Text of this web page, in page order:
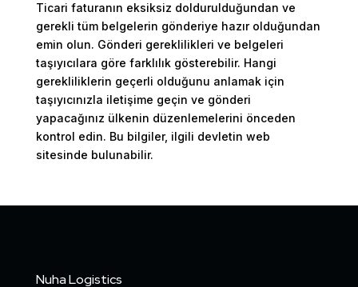
Ticari faturanın eksiksiz doldurulduğundan ve
gerekli tüm belgelerin gönderiye hazır olduğundan
emin olun. Gönderi gereklilikleri ve belgeleri
taşıyıcılara göre farklılık gösterebilir. Hangi
gerekliliklerin geçerli olduğunu anlamak için
taşıyıcınızla iletişime geçin ve gönderi
yapacağınız ülkenin düzenlemelerini önceden
kontrol edin. Bu bilgiler, ilgili devletin web
sitesinde bulunabilir.
Nuha Logistics